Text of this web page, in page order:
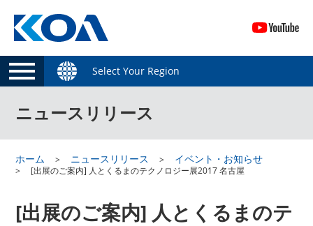
Select Your Region
ニュースリリース
ホーム ニュースリリース イベント・お知らせ
[出展のご案内] 人とくるまのテクノロジー展2017 名古屋
[出展のご案内] 人とくるまのテ